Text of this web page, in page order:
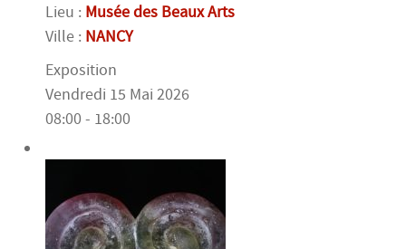
Lieu : Musée des Beaux Arts
Ville : NANCY
Exposition
Vendredi 15 Mai 2026
08:00 - 18:00